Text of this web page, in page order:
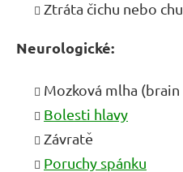
Ztráta čichu nebo
Neurologické:
Mozková mlha
Bolesti hlavy
Závratě
Poruchy spánku